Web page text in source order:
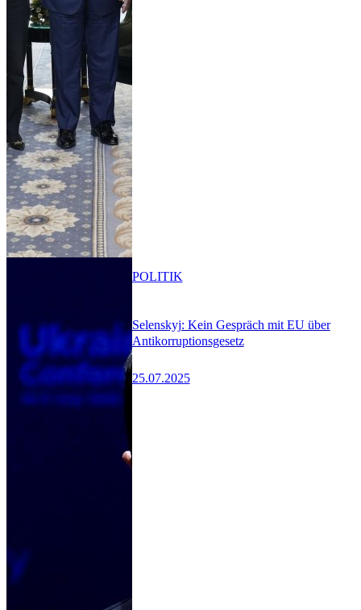
Selenskyj: Kein Gespräch mit EU über
Antikorruptionsgesetz
25.07.2025
POLITIK